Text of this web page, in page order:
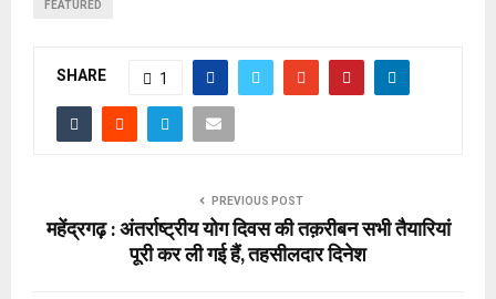
FEATURED
SHARE 1
PREVIOUS POST
महेंद्रगढ़ : अंतर्राष्ट्रीय योग दिवस की तक़रीबन सभी तैयारियां
पूरी कर ली गई हैं, तहसीलदार दिनेश